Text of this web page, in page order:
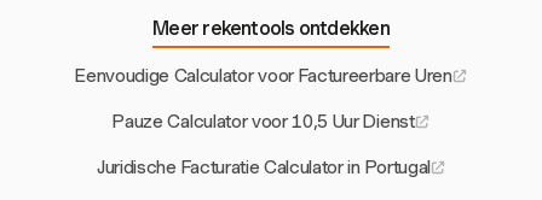
Meer rekentools ontdekken
Eenvoudige Calculator voor Factureerbare Uren
Pauze Calculator voor 10,5 Uur Dienst
Juridische Facturatie Calculator in Portugal